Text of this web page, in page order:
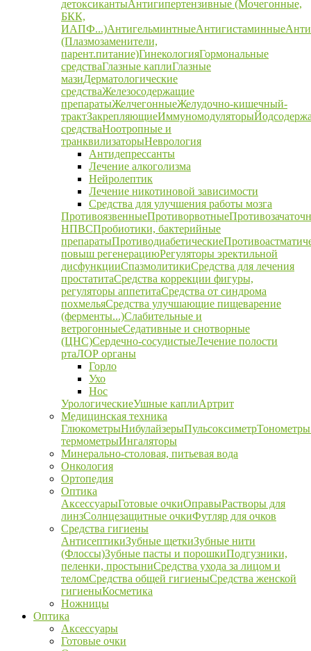
детоксикантыАнтигипертензивные (Мочегонные,
БКК,
ИАПФ...)АнтигельминтныеАнтигистаминные
(Плазмозаменители,
парент.питание)ГинекологияГормональные
средстваГлазные каплиГлазные
мазиДерматологические
средстваЖелезосодержащие
препаратыЖелчегонныеЖелудочно-кишечный-
трактЗакрепляющиеИммуномодуляторы
средстваНоотропные и
транквилизаторыНеврология
Антидепрессанты
Лечение алкоголизма
Нейролептик
Лечение никотиновой зависимости
Средства для улучшения работы мозга
ПротивоязвенныеПротиворвотные
НПВСПробиотики, бактерийные
препаратыПротиводиабетические
повыш регенерациюРегуляторы эректильной
дисфункцииСпазмолитикиСредства для лечения
простатитаСредства коррекции фигуры,
регуляторы аппетитаСредства от синдрома
похмельяСредства улучшающие пищеварение
(ферменты...)Слабительные и
ветрогонныеСедативные и снотворные
(ЦНС)Сердечно-сосудистыеЛечение полости
ртаЛОР органы
Горло
Ухо
Нос
УрологическиеУшные каплиАртрит
Медицинская техника
ГлюкометрыНибулайзерыПульсоксиметрТонометры
термометрыИнгаляторы
Минерально-столовая, питьевая вода
Онкология
Ортопедия
Оптика
АксессуарыГотовые очкиОправыРастворы для
линзСолнцезащитные очкиФутляр для очков
Средства гигиены
АнтисептикиЗубные щеткиЗубные нити
(Флоссы)Зубные пасты и порошкиПодгузники,
пеленки, простыниСредства ухода за лицом и
теломСредства общей гигиеныСредства женской
гигиеныКосметика
Ножницы
Оптика
Аксессуары
Готовые очки